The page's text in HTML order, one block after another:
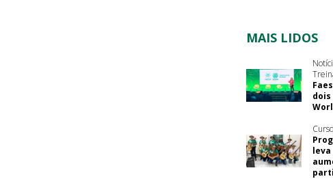
MAIS LIDOS
dois